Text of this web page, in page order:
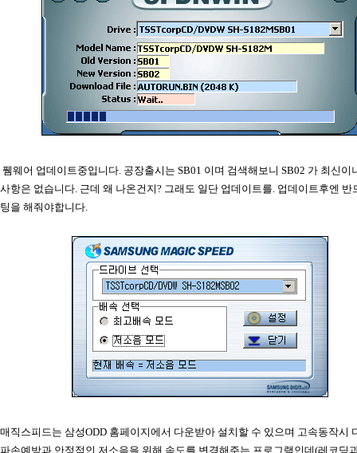
퓀웨어 업데이트중입니다. 공장출시는 SB01 이며 검색해보니 SB02 가 최신이
사항은 없습니다. 근데 왜 나온건지? 그래도 일단 업데이트를. 업데이트후엔 반
팅을 해줘야합니다.
매직스피드는 삼성ODD 홈페이지에서 다운받아 설치할 수 있으며 고속동작시
파손예방과 안정적인 저소음을 위해 속도를 변경해주는 프로그램인데(레코딩